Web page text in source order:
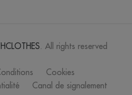
. All rights reserved
Cookies
Canal de signalement